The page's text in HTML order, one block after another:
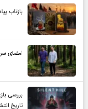
بازتاب
امضای
تاریخ